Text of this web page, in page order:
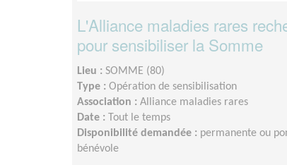
L'Alliance maladies rares
pour sensibiliser la Somme
Lieu : SOMME (80)
Type : Opération de sensibilisation
Association : Alliance maladies rares
Date :
Tout le temps
Disponibilité demandée : permanente ou
bénévole